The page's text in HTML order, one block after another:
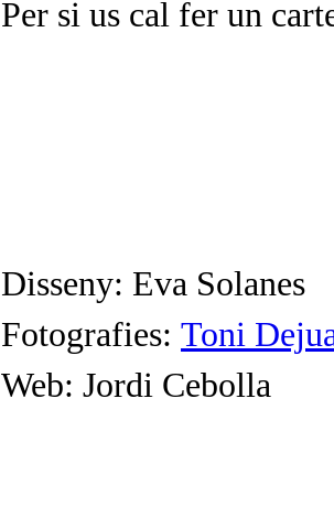
Per si us cal fer un
Disseny: Eva Solanes
Fotografies: Toni
Web: Jordi Cebolla